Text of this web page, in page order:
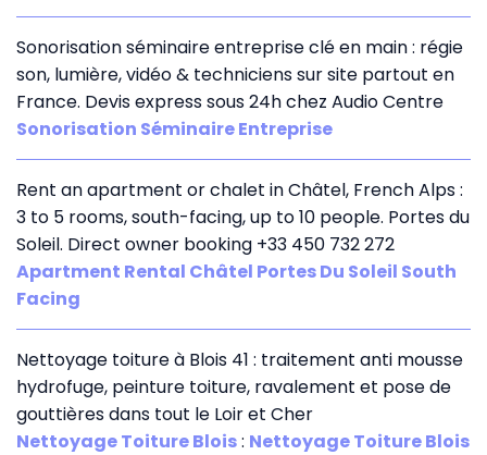
Sonorisation séminaire entreprise clé en main : régie
son, lumière, vidéo & techniciens sur site partout en
France. Devis express sous 24h chez Audio Centre
Sonorisation Séminaire Entreprise
Rent an apartment or chalet in Châtel, French Alps :
3 to 5 rooms, south-facing, up to 10 people. Portes du
Soleil. Direct owner booking +33 450 732 272
Apartment Rental Châtel Portes Du Soleil South
Facing
Nettoyage toiture à Blois 41 : traitement anti mousse
hydrofuge, peinture toiture, ravalement et pose de
gouttières dans tout le Loir et Cher
Nettoyage Toiture Blois: Nettoyage Toiture Blois